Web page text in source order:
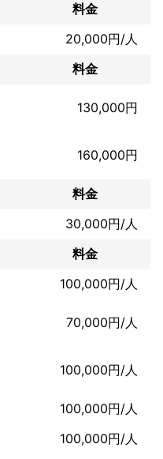
料金
20,000円/人
料金
130,000円
160,000円
料金
30,000円/人
料金
100,000円/人
70,000円/人
100,000円/人
100,000円/人
100,000円/人